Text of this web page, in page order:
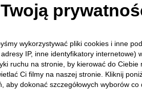
Grzyby marynowane
opinie pochodzą od
wykorzystywać pliki cookies i inne
IP, inne identyfikatory internetowe)
ruchu na stronie, by kierować do Ciebie
Ci filmy na naszej stronie. Kliknij
aby dokonać szczegółowych wyborów co